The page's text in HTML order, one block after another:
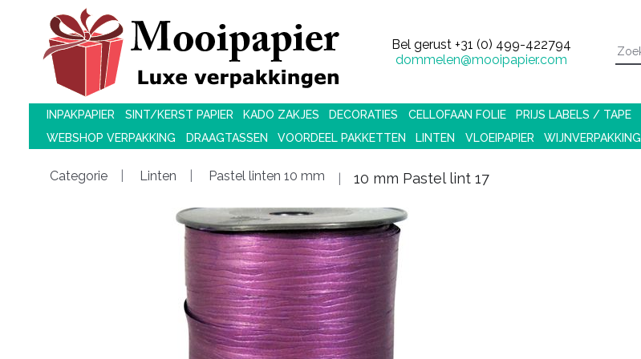
Bel gerust +31 (0) 499-422794
dommelen@mooipapier.com
INPAKPAPIER SINT/KERST PAPIER KADO ZAKJES DECORATIES CELLOFAAN FOLIE PRIJS LABELS / TAPE
WEBSHOP VERPAKKING
DRAAGTASSEN VOORDEEL PAKKETTEN LINTEN VLOEIPAPIER WIJNVERPAKKING
Categorie Linten Pastel linten 10 mm 10 mm Pastel lint 17